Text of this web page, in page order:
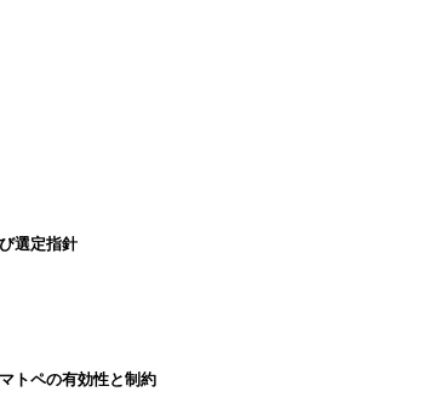
選定指針
トペの有効性と制約